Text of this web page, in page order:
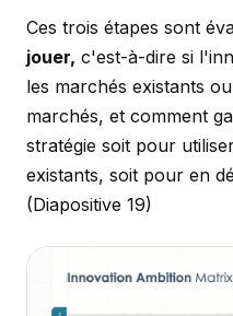
Ces trois étapes sont
jouer, c'est-à-dire si
les marchés existants
marchés, et comment
stratégie soit pour
existants, soit pour en
(Diapositive 19)